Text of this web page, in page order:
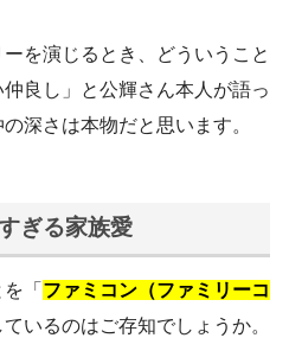
ーを演じるとき、どういうこと
良し」と公輝さん本人が語っ
深さは本物だと思います。
ぎる家族愛
「 ファミコン（ファミリーコ
ているのはご存知でしょうか。